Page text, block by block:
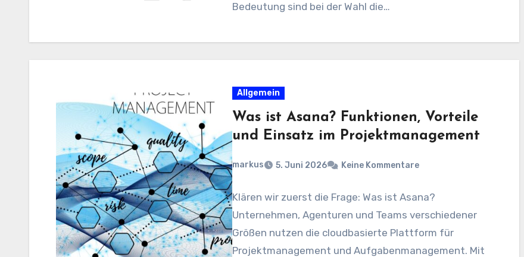
Bedeutung sind bei der Wahl die…
Allgemein
Was ist Asana? Funktionen, Vorteile
und Einsatz im Projektmanagement
markus 5. Juni 2026 Keine Kommentare
Klären wir zuerst die Frage: Was ist Asana?
Unternehmen, Agenturen und Teams verschiedener
Größen nutzen die cloudbasierte Plattform für
Projektmanagement und Aufgabenmanagement. Mit